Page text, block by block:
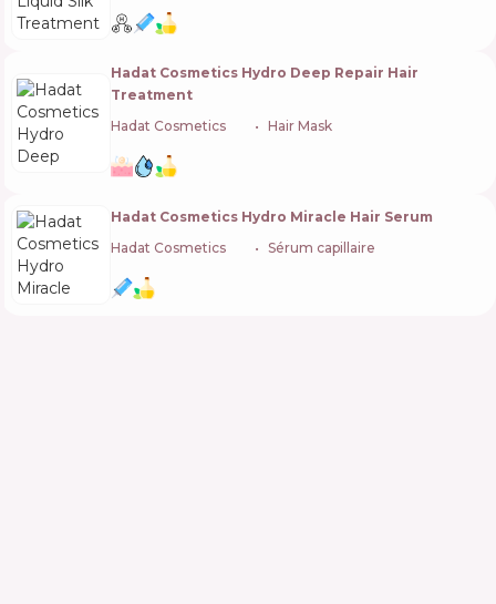
Hadat Cosmetics Hydro Deep Repair Hair
Treatment
Hadat Cosmetics
Hair Mask
Hadat Cosmetics Hydro Miracle Hair Serum
Hadat Cosmetics
Sérum capillaire